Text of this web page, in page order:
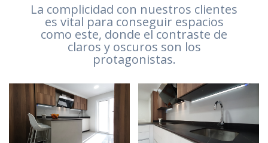
La complicidad con nuestros clientes
es vital para conseguir espacios
como este, donde el contraste de
claros y oscuros son los
protagonistas.